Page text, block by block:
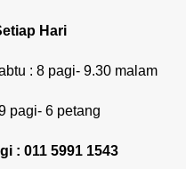
Hari
: 8 pagi- 9.30 malam
pagi- 6 petang
: 011 5991 1543